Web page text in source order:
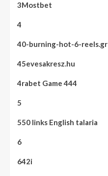
3Mostbet
4
40-burning-hot-6-reels.gr
45evesakresz.hu
4rabet Game 444
5
550 links English talaria
6
642i